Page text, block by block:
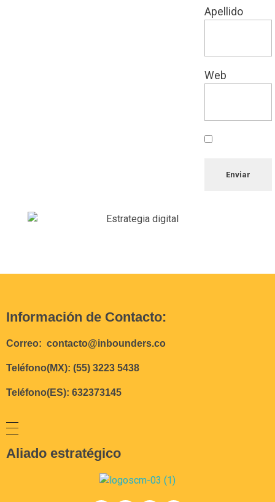
Apellido
Web
Enviar
Información de Contacto:
Correo: contacto@inbounders.co
Teléfono(MX): (55) 3223 5438
Teléfono(ES): 632373145
Aliado estratégico